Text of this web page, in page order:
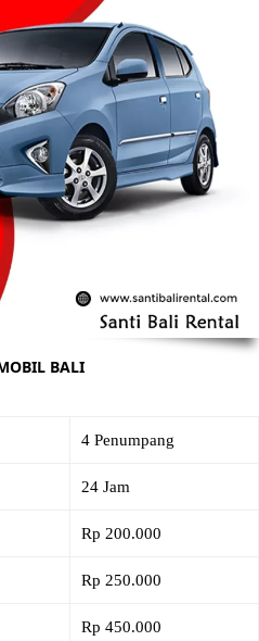
BALI
4 Penumpang
24 Jam
Rp 200.000
Rp 250.000
Rp 450.000